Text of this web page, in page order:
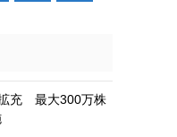
充 最大300万株